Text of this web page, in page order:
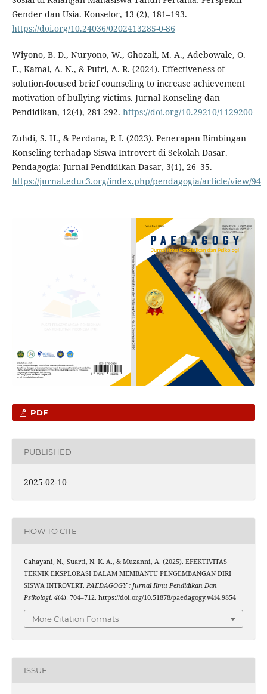
Gender dan Usia. Konselor, 13 (2), 181–193.
https://doi.org/10.24036/0202413285-0-86
Wiyono, B. D., Nuryono, W., Ghozali, M. A., Adebowale, O.
F., Kamal, A. N., & Putri, A. R. (2024). Effectiveness of
solution-focused brief counseling to increase achievement
motivation of bullying victims. Jurnal Konseling dan
Pendidikan, 12(4), 281-292. https://doi.org/10.29210/1129200
Zuhdi, S. H., & Perdana, P. I. (2023). Penerapan Bimbingan
Konseling terhadap Siswa Introvert di Sekolah Dasar.
Pendagogia: Jurnal Pendidikan Dasar, 3(1), 26–35.
https://jurnal.educ3.org/index.php/pendagogia/article/view/94
PDF
PUBLISHED
2025-02-10
HOW TO CITE
Cahayani, N., Suarti, N. K. A., & Muzanni, A. (2025). EFEKTIVITAS
TEKNIK EKSPLORASI DALAM MEMBANTU PENGEMBANGAN DIRI
SISWA INTROVERT. PAEDAGOGY : Jurnal Ilmu Pendidikan Dan
Psikologi, 4(4), 704–712. https://doi.org/10.51878/paedagogy.v4i4.9854
More Citation Formats
ISSUE